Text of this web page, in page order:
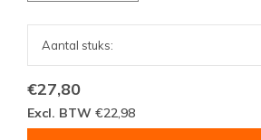
€27,80
Excl. BTW €22,98